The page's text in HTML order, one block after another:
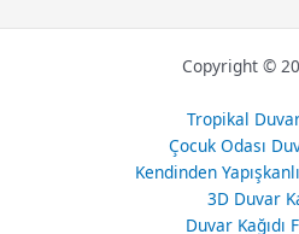
Copyright ©
Tropikal Duvar
Çocuk Odası
Kendinden
3D Duvar
Duvar Kağıdı